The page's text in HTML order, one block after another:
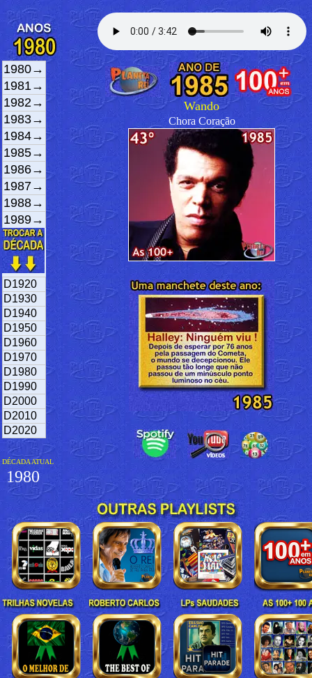
1980→
1981→
1982→
1983→
1984→
1985→
1986→
1987→
1988→
1989→
D1920
D1930
D1940
D1950
D1960
D1970
D1980
D1990
D2000
D2010
D2020
DÉCADA ATUAL
1980
Wando
Chora Coração